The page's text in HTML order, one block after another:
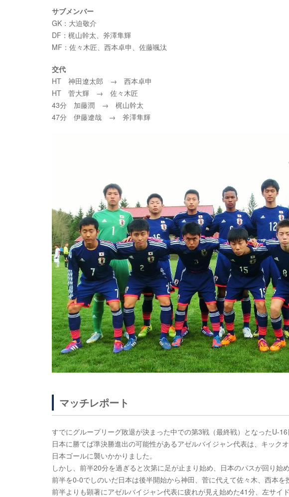
サブメンバー
GK：大迫敬介
DF：梶山幹太、斧澤隼輝
MF：佐々木匠、西本卓申、佐藤颯汰
交代
HT 神田遼太郎 → 西本卓申
HT 菅大輝 → 佐々木匠
43分 加藤潤 → 梶山幹太
47分 伊藤遼哉 → 斧澤隼輝
マッチレポート
すでにグループリーグ敗退が決まった中での第3戦（最終戦）となったU-16
日本に勝てば準決勝進出の可能性があるアゼルバイジャン代表は、キック
日本ゴールに襲いかかりました。
しかし、前半20分を過ぎると次第に足が止まり始め、日本のパスが回り始め
前半を0-0でしのいだ日本は後半開始から神田、菅に代えて佐々木、西本を
前半よりも顕著にアゼルバイジャン代表に疲れが見え始めた41分、左サイ